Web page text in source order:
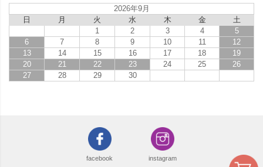
2026年9月
日
月 火 水 木 金
土
1
2 3 4
5
6
7 8 9 10 11
12
13
14 15 16 17 18
19
20
21 22 23 24 25
26
27
28 29 30
facebook instagram